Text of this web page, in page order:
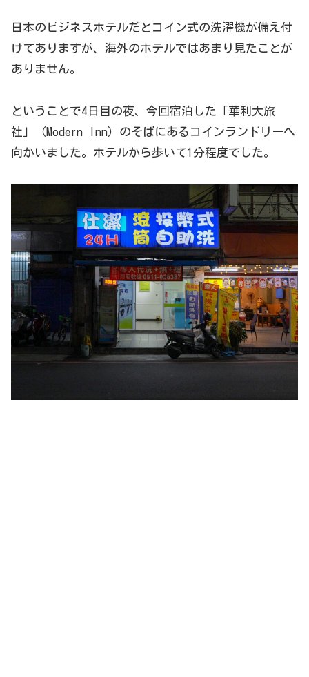
日本のビジネスホテルだとコイン式の洗濯機が備え付
けてありますが、海外のホテルではあまり見たことが
ありません。
ということで4日目の夜、今回宿泊した「華利大旅
社」（Modern Inn）のそばにあるコインランドリーへ
向かいました。ホテルから歩いて1分程度でした。